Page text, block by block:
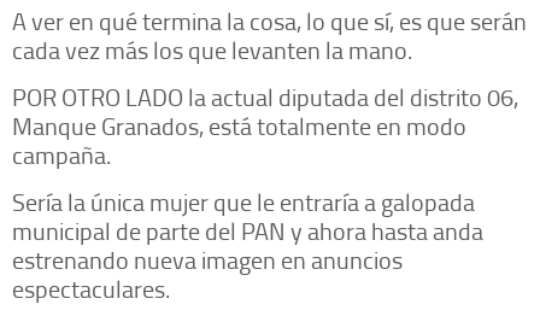
A ver en qué termina la cosa, lo que sí, es que serán
cada vez más los que levanten la mano.
POR OTRO LADO la actual diputada del distrito 06,
Manque Granados, está totalmente en modo
campaña.
Sería la única mujer que le entraría a galopada
municipal de parte del PAN y ahora hasta anda
estrenando nueva imagen en anuncios
espectaculares.